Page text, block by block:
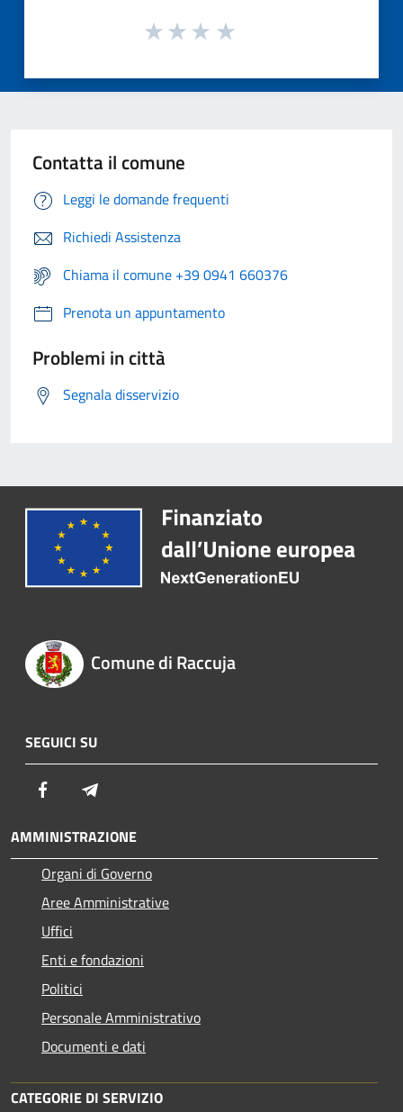
Contatta il comune
Leggi le domande frequenti
Richiedi Assistenza
Chiama il comune +39 0941 660376
Prenota un appuntamento
Problemi in città
Segnala disservizio
Comune di Raccuja
SEGUICI SU
Facebook
AMMINISTRAZIONE
Organi di Governo
Aree Amministrative
Uffici
Enti e fondazioni
Politici
Personale Amministrativo
Documenti e dati
CATEGORIE DI SERVIZIO